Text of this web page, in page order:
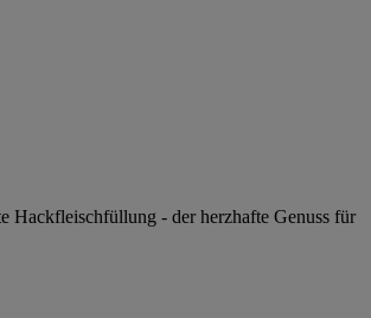
Hackfleischfüllung - der herzhafte Genuss für